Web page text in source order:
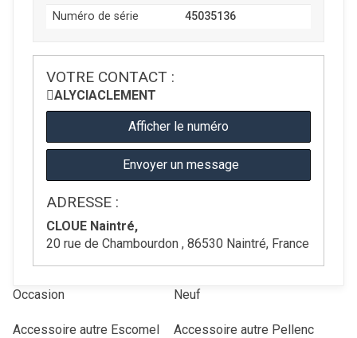
Numéro de série
45035136
VOTRE CONTACT :
ALYCIACLEMENT
Afficher le numéro
Envoyer un message
ADRESSE :
CLOUE Naintré,
20 rue de Chambourdon , 86530 Naintré, France
Occasion
Accessoire autre Escomel
Neuf
Accessoire autre Pellenc